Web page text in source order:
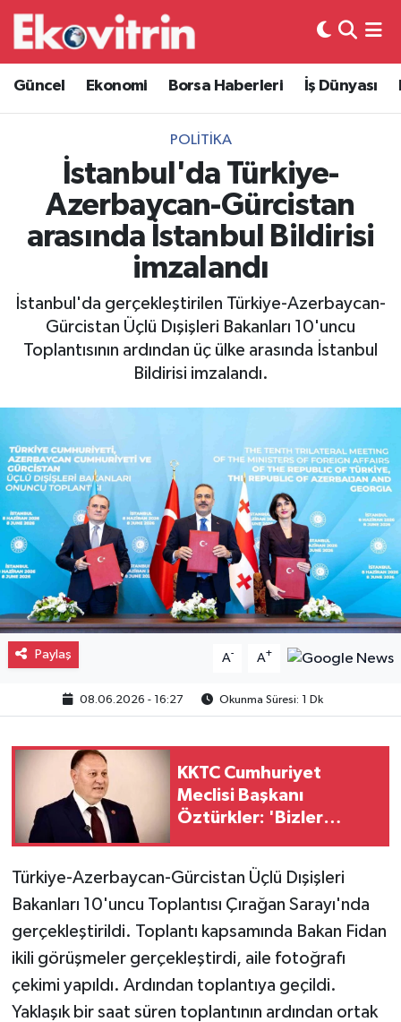
Güncel Ekonomi Borsa Haberleri İş Dünyası
POLITIKA
İstanbul'da Türkiye-
Azerbaycan-Gürcistan
arasında İstanbul Bildirisi
imzalandı
İstanbul'da gerçekleştirilen Türkiye-Azerbaycan-
Gürcistan Üçlü Dışişleri Bakanları 10'uncu
Toplantısının ardından üç ülke arasında İstanbul
Bildirisi imzalandı.
Paylaş A- A+
08.06.2026 - 16:27 Okunma Süresi: 1 Dk
KKTC Cumhuriyet
Meclisi Başkanı
Öztürkler: 'Bizler
ve eşit uluslararası
statümüzden asla taviz
vermeyeceğiz'
Türkiye-Azerbaycan-Gürcistan Üçlü Dışişleri
Bakanları 10'uncu Toplantısı Çırağan Sarayı'nda
gerçekleştirildi. Toplantı kapsamında Bakan Fidan
ikili görüşmeler gerçekleştirdi, aile fotoğrafı
çekimi yapıldı. Ardından toplantıya geçildi.
Yaklaşık bir saat süren toplantının ardından ortak
Güncel
Ekonomi
Borsa Haberleri
İş Dünyası
Lojistik
Otovitrin
Asayiş
Spor
Eğitim
Hava Durumu
Trafik Durumu
Süper Lig Puan Durumu ve Fikstür
Tüm Manşetler
Son Dakika Haberleri
Haber Arşivi